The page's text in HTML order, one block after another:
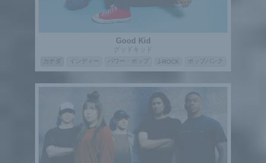
Good Kid
グッドキッド
カナダ インディー パワー・ポップ J-ROCK ポップパンク